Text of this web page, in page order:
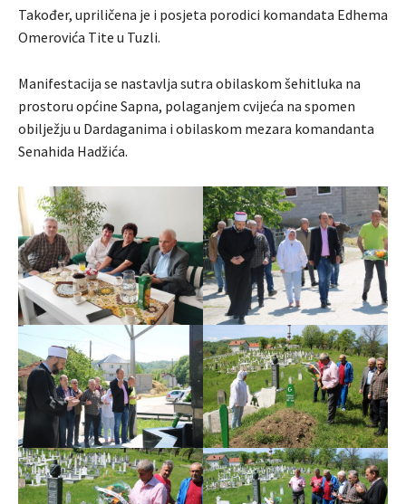
Također, upriličena je i posjeta porodici komandata Edhema
Omerovića Tite u Tuzli.
Manifestacija se nastavlja sutra obilaskom šehitluka na
prostoru općine Sapna, polaganjem cvijeća na spomen
obilježju u Dardaganima i obilaskom mezara komandanta
Senahida Hadžića.